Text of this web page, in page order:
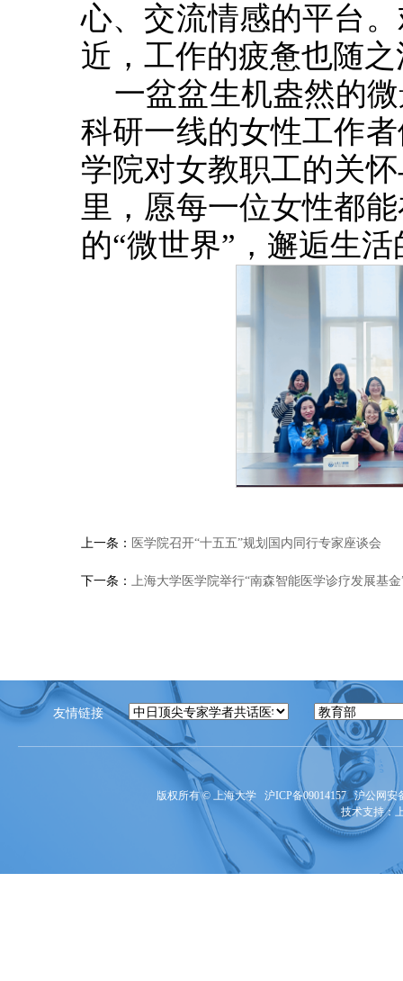
心、交流情感的平台
近，工作的疲惫也随
一盆盆生机盎然的
科研一线的女性工作
学院对女教职工的关
里，愿每一位女性都
的“微世界”，邂逅生
上一条： 医学院召开“十五五”规划国内同行专家座谈会
下一条： 上海大学医学院举行“南森智能医学诊疗发展基
友情链接
版权所有 © 上海大学 沪ICP备09014157 沪公网安
技术支持：